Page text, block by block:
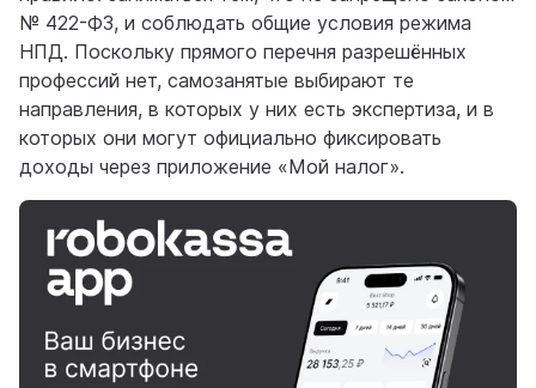
№ 422-ФЗ, и соблюдать общие условия режима
НПД. Поскольку прямого перечня разрешённых
профессий нет, самозанятые выбирают те
направления, в которых у них есть экспертиза, и в
которых они могут официально фиксировать
доходы через приложение «Мой налог».